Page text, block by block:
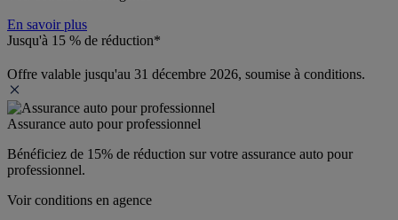
En savoir plus
Jusqu'à 15 % de réduction*
Offre valable jusqu'au 31 décembre 2026, soumise à conditions.
Assurance auto pour professionnel
Bénéficiez de 15% de réduction sur votre assurance auto pour
professionnel.
Voir conditions en agence